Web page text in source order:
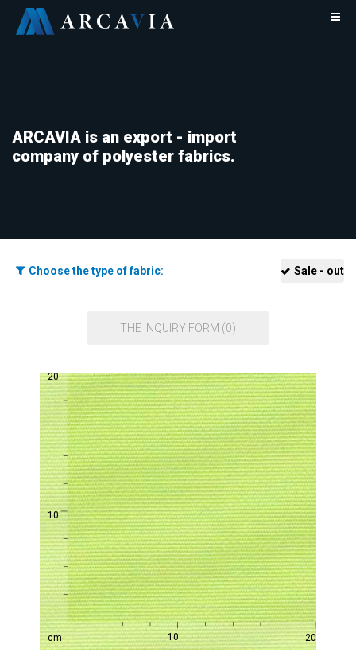
ARCAVIA is an export - import
company of polyester fabrics.
Choose the type of fabric: Sale - out
THE INQUIRY FORM (0)